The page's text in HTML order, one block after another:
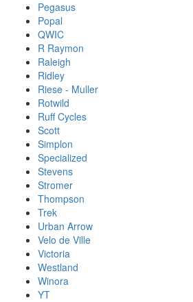
Pegasus
Popal
QWIC
R Raymon
Raleigh
Ridley
Riese - Muller
Rotwild
Ruff Cycles
Scott
Simplon
Specialized
Stevens
Stromer
Thompson
Trek
Urban Arrow
Velo de Ville
Victoria
Westland
Winora
YT